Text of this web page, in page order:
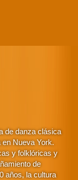
de danza clásica
Nueva York.
y folklóricas y
de
años, la cultura